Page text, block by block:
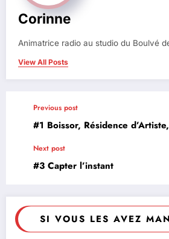
Corinne
Animatrice radio au studio du Boulvé
View All Posts
Previous post
#1 Boissor, Résidence
Next post
#3 Capter l’instant
SI VOUS LES AVEZ